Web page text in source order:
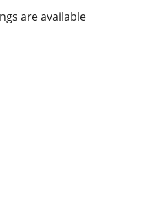
are available